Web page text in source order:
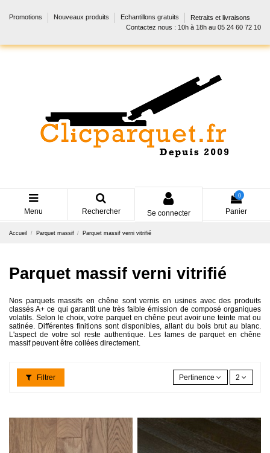
Promotions Nouveaux produits Echantillons gratuits
Retraits et livraisons
Contactez nous : 10h à 18h au 05 24 60 72 10
Menu Rechercher Se connecter
0
Panier
Accueil Parquet massif Parquet massif verni vitrifié
Parquet massif verni vitrifié
Nos parquets massifs en chêne sont vernis en usines avec des produits
classés A+ ce qui garantit une très faible émission de composé organiques
volatils. Selon le choix, votre parquet en chêne peut avoir une teinte mat ou
satinée. Différentes finitions sont disponibles, allant du bois brut au blanc.
L'aspect de votre sol reste authentique. Les lames de parquet en chêne
massif peuvent être collées directement.
Filtrer Pertinence 2